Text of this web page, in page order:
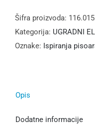
Šifra proizvoda:
Kategorija: UGRADNI
Oznake: Ispiranja
Opis
Dodatne informacije